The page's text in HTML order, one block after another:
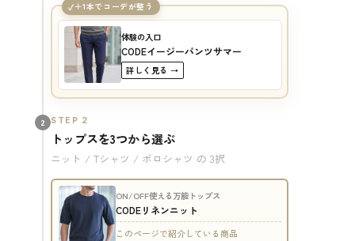
＋1本でコーデが整う
体験の入口
CODEイージーパンツサマー
詳しく見る →
2 STEP 2
トップスを3つから選ぶ
ニット / Tシャツ / ポロシャツ の 3択
ON/OFF使える万能トップス
CODEリネンニット
このページで紹介している商品